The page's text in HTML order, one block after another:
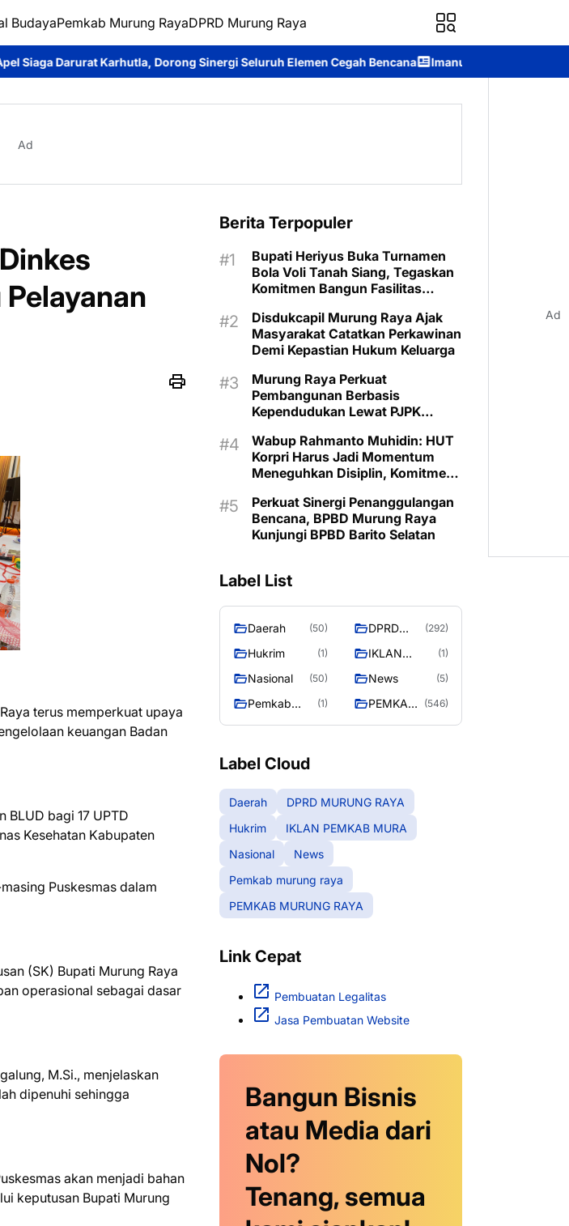
BudayaPemkab Murung RayaDPRD Murung Raya
Dorong Sinergi Seluruh Elemen Cegah Bencana Imanudin Apresiasi Pelepasan Kontingen
Ad
terus memperkuat upaya
keuangan Badan
BLUD bagi 17 UPTD
Kesehatan Kabupaten
Puskesmas dalam
(SK) Bupati Murung Raya
operasional sebagai dasar
M.Si., menjelaskan
dipenuhi sehingga
akan menjadi bahan
keputusan Bupati Murung
Berita Terpopuler
Bupati Heriyus Buka Turnamen
Bola Voli Tanah Siang, Tegaskan
Komitmen Bangun Fasilitas
Disdukcapil Murung Raya Ajak
Masyarakat Catatkan Perkawinan
Demi Kepastian Hukum Keluarga
Murung Raya Perkuat
Pembangunan Berbasis
Kependudukan Lewat PJPK
Wabup Rahmanto Muhidin: HUT
Korpri Harus Jadi Momentum
Meneguhkan Disiplin, Komitmen
untuk Majukan Murung Raya
Perkuat Sinergi Penanggulangan
Bencana, BPBD Murung Raya
Kunjungi BPBD Barito Selatan
Label List
Daerah (50)
DPRD
RAYA
(292)
Hukrim (1)
IKLAN
MURA
(1)
Nasional (50) News (5)
Pemkab
(1)
PEMKAB
(546)
Label Cloud
Daerah
DPRD MURUNG RAYA
Hukrim
IKLAN PEMKAB MURA
Nasional
News
Pemkab murung raya
PEMKAB MURUNG RAYA
Link Cepat
Pembuatan Legalitas
Jasa Pembuatan Website
Bangun Bisnis
atau Media dari
Nol?
Tenang, semua
Ad